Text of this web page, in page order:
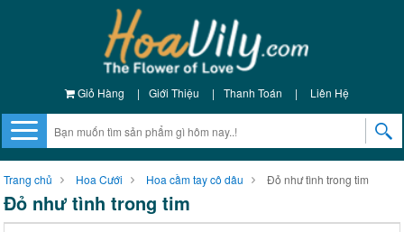
Giỏ Hàng | Giới Thiệu | Thanh Toán | Liên Hệ
Trang chủ Hoa Cưới Hoa cầm tay cô dâu Đỏ như tình trong tim
Đỏ như tình trong tim